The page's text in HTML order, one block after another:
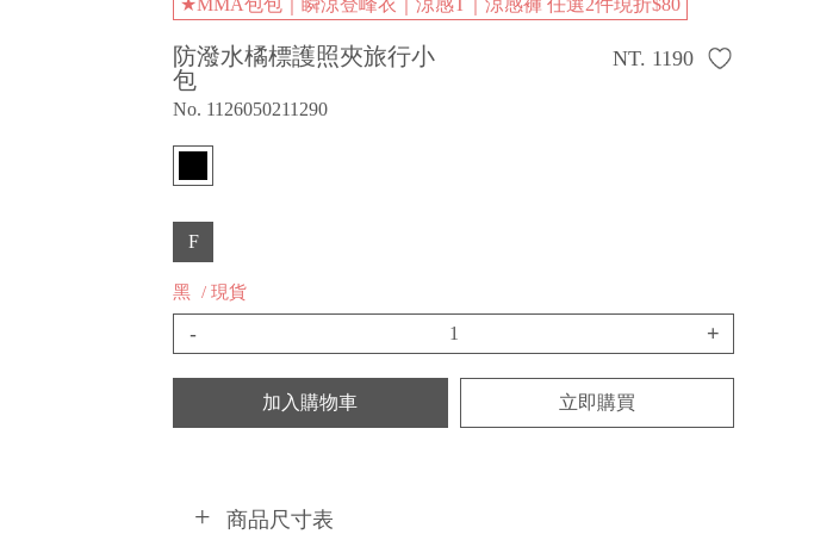
★MMA包包｜瞬涼登峰衣｜涼感T｜涼感褲 任選2件現折$80
防潑水橘標護照夾旅行小
包
No. 1126050211290
NT. 1190
F
黑 / 現貨
- +
加入購物車 立即購買
商品尺寸表